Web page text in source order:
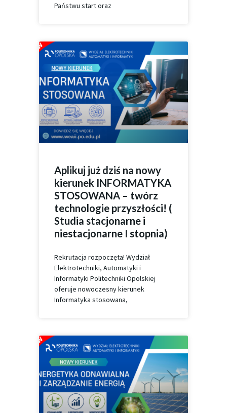
Państwu start oraz
Aplikuj już dziś na nowy
kierunek INFORMATYKA
STOSOWANA – twórz
technologie przyszłości! (
Studia stacjonarne i
niestacjonarne I stopnia)
Rekrutacja rozpoczęta! Wydział
Elektrotechniki, Automatyki i
Informatyki Politechniki Opolskiej
oferuje nowoczesny kierunek
Informatyka stosowana,